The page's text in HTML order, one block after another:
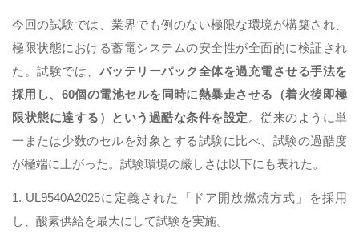
今回の試験では、業界でも例のない極限な環境が構築され、
極限状態における蓄電システムの安全性が全面的に検証され
た。試験では、 バッテリーパック全体を過充電させる手法を
採用し、60個の電池セルを同時に熱暴走させる（着火後即極
限状態に達する）という過酷な条件を設定 。従来のように単
一または少数のセルを対象とする試験に比べ、試験の過酷度
が極端に上がった。試験環境の厳しさは以下にも表れた。
1. UL9540A2025に定義された「ドア開放燃焼方式」を採用
し、酸素供給を最大にして試験を実施。